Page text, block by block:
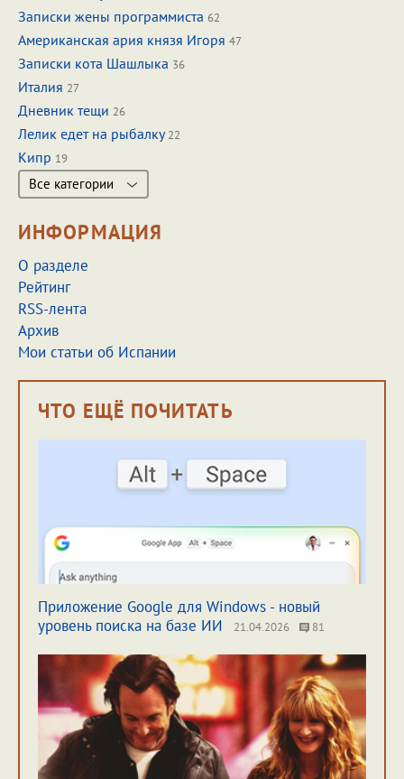
Записки жены программиста 62
Американская ария князя Игоря 47
Записки кота Шашлыка 36
Италия 27
Дневник тещи 26
Лелик едет на рыбалку22
Кипр 19
Все категории
ИНФОРМАЦИЯ
О разделе
Рейтинг
RSS-лента
Архив
Мои статьи об Испании
ЧТО ЕЩЁ ПОЧИТАТЬ
Приложение Google для Windows - новый
уровень поиска на базе ИИ
21.04.2026 81